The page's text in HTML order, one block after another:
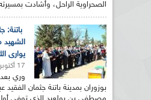
الصحراوية الراحل، وأشادت
باتنة:
يوارى
17 أكتوبر 2021
وري بعد
بوزوران بمدينة باتنة جثمان